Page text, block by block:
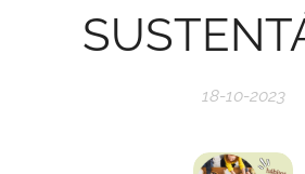
18-10-2023